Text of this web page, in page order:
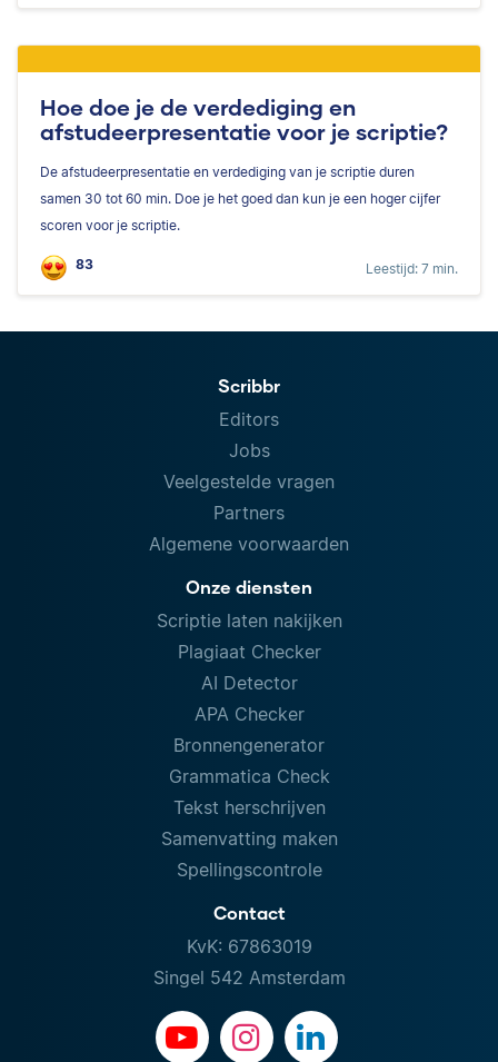
Hoe doe je de verdediging en
afstudeerpresentatie voor je scriptie?
De afstudeerpresentatie en verdediging van je scriptie duren
samen 30 tot 60 min. Doe je het goed dan kun je een hoger cijfer
scoren voor je scriptie.
83 Leestijd: 7 min.
Scribbr
Editors
Jobs
Veelgestelde vragen
Partners
Algemene voorwaarden
Onze diensten
Scriptie laten nakijken
Plagiaat Checker
AI Detector
APA Checker
Bronnengenerator
Grammatica Check
Tekst herschrijven
Samenvatting maken
Spellingscontrole
Contact
KvK: 67863019
Singel 542 Amsterdam